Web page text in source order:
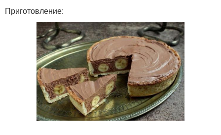
Приготовление: